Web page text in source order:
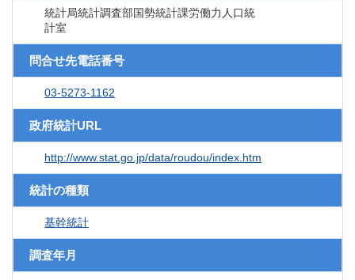
統計局統計調査部国勢統計課労働力人口統
計室
問合せ先電話番号
03-5273-1162
政府統計URL
http://www.stat.go.jp/data/roudou/index.htm
統計の種類
基幹統計
調査年月